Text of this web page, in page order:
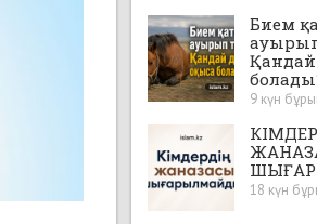
Бием
Қандай
9 күн
18 күн